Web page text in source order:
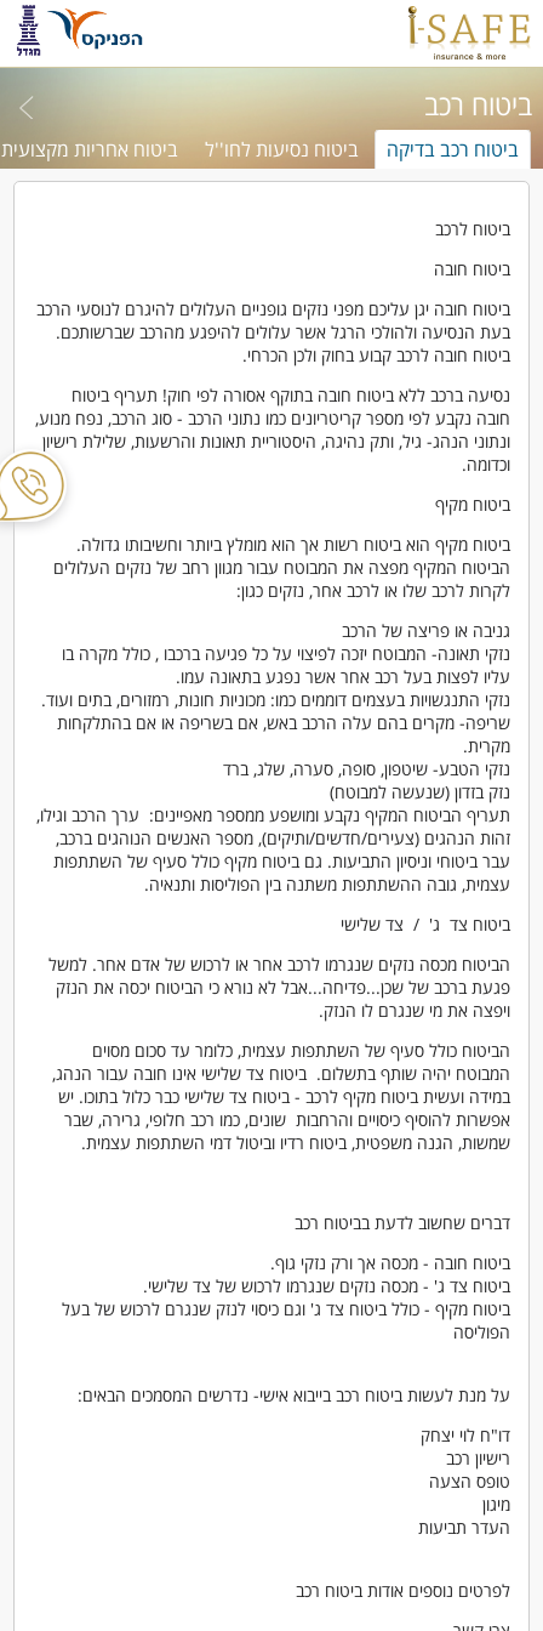
ביטוח רכב
ביטוח רכב בדיקה ביטוח נסיעות לחו''ל ביטוח אחריות
ביטוח לרכב
ביטוח חובה
ביטוח חובה יגן עליכם מפני נזקים גופניים העלולים להיגרם לנוסעי הרכב
בעת הנסיעה ולהולכי הרגל אשר עלולים להיפגע מהרכב שברשותכם.
ביטוח חובה לרכב קבוע בחוק ולכן הכרחי.
נסיעה ברכב ללא ביטוח חובה בתוקף אסורה לפי חוק! תעריף ביטוח
חובה נקבע לפי מספר קריטריונים כמו נתוני הרכב - סוג הרכב, נפח מנוע,
ונתוני הנהג- גיל, ותק נהיגה, היסטוריית תאונות והרשעות, שלילת רישיון
וכדומה.
ביטוח מקיף
ביטוח מקיף הוא ביטוח רשות אך הוא מומלץ ביותר וחשיבותו גדולה.
הביטוח המקיף מפצה את המבוטח עבור מגוון רחב של נזקים העלולים
לקרות לרכב שלו או לרכב אחר, נזקים כגון:
גניבה או פריצה של הרכב
נזקי תאונה- המבוטח יזכה לפיצוי על כל פגיעה ברכבו , כולל מקרה בו
עליו לפצות בעל רכב אחר אשר נפגע בתאונה עמו.
נזקי התנגשויות בעצמים דוממים כמו: מכוניות חונות, רמזורים, בתים ועוד.
שריפה- מקרים בהם עלה הרכב באש, אם בשריפה או אם בהתלקחות
מקרית.
נזקי הטבע- שיטפון, סופה, סערה, שלג, ברד
נזק בזדון (שנעשה למבוטח)
תעריף הביטוח המקיף נקבע ומושפע ממספר מאפיינים: ערך הרכב וגילו,
זהות הנהגים (צעירים/חדשים/ותיקים), מספר האנשים הנוהגים ברכב,
עבר ביטוחי וניסיון התביעות. גם ביטוח מקיף כולל סעיף של השתתפות
עצמית, גובה ההשתתפות משתנה בין הפוליסות ותנאיה.
ביטוח צד ג' / צד שלישי
הביטוח מכסה נזקים שנגרמו לרכב אחר או לרכוש של אדם אחר. למשל
פגעת ברכב של שכן...פדיחה...אבל לא נורא כי הביטוח יכסה את הנזק
ויפצה את מי שנגרם לו הנזק.
הביטוח כולל סעיף של השתתפות עצמית, כלומר עד סכום מסוים
המבוטח יהיה שותף בתשלום. ביטוח צד שלישי אינו חובה עבור הנהג,
במידה ועשית ביטוח מקיף לרכב - ביטוח צד שלישי כבר כלול בתוכו. יש
אפשרות להוסיף כיסויים והרחבות שונים, כמו רכב חלופי, גרירה, שבר
שמשות, הגנה משפטית, ביטוח רדיו וביטול דמי השתתפות עצמית.
דברים שחשוב לדעת בביטוח רכב
ביטוח חובה - מכסה אך ורק נזקי גוף.
ביטוח צד ג' - מכסה נזקים שנגרמו לרכוש של צד שלישי.
ביטוח מקיף - כולל ביטוח צד ג' וגם כיסוי לנזק שנגרם לרכוש של בעל
הפוליסה
על מנת לעשות ביטוח רכב בייבוא אישי- נדרשים המסמכים הבאים:
דו"ח לוי יצחק
רישיון רכב
טופס הצעה
מיגון
העדר תביעות
לפרטים נוספים אודות ביטוח רכב